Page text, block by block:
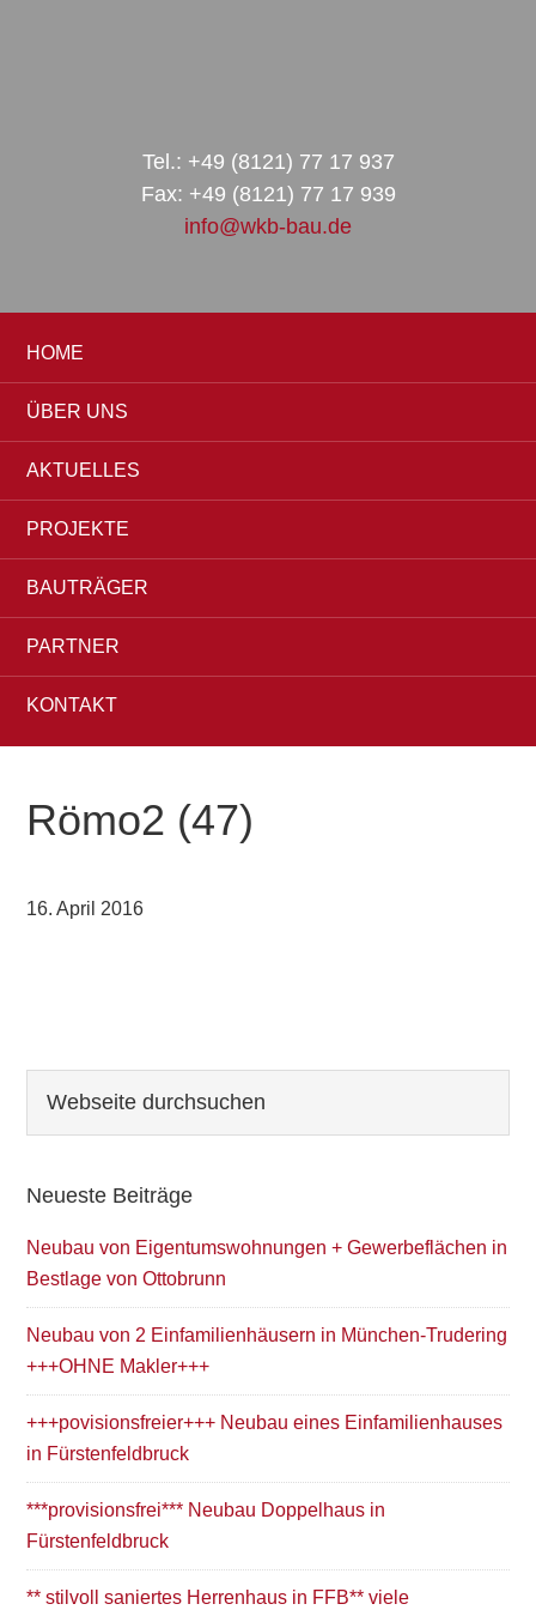
Tel.: +49 (8121) 77 17 937
Fax: +49 (8121) 77 17 939
info@wkb-bau.de
HOME
ÜBER UNS
AKTUELLES
PROJEKTE
BAUTRÄGER
PARTNER
KONTAKT
Römo2 (47)
16. April 2016
Seitenspalte
durchsuchen
Neueste Beiträge
Neubau von Eigentumswohnungen + Gewerbeflächen in
Bestlage von Ottobrunn
Neubau von 2 Einfamilienhäusern in München-Trudering
+++OHNE Makler+++
+++povisionsfreier+++ Neubau eines Einfamilienhauses
in Fürstenfeldbruck
***provisionsfrei*** Neubau Doppelhaus in
Fürstenfeldbruck
** stilvoll saniertes Herrenhaus in FFB** viele